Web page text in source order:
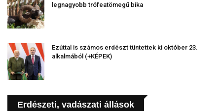
legnagyobb trófeatömegű bika
Ezúttal is számos erdészt tüntettek ki október 23.
alkalmából (+KÉPEK)
Erdészeti, vadászati állások